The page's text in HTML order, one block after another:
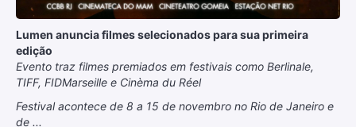
Lumen anuncia filmes selecionados para sua primeira
edição
Evento traz filmes premiados em festivais como Berlinale,
TIFF, FIDMarseille e Cinèma du Réel
Festival acontece de 8 a 15 de novembro no Rio de Janeiro e
de ...